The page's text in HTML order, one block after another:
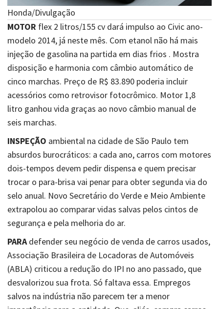
Honda/Divulgação
MOTOR flex 2 litros/155 cv dará impulso ao Civic ano-
modelo 2014, já neste mês. Com etanol não há mais
injeção de gasolina na partida em dias frios . Mostra
disposição e harmonia com câmbio automático de
cinco marchas. Preço de R$ 83.890 poderia incluir
acessórios como retrovisor fotocrômico. Motor 1,8
litro ganhou vida graças ao novo câmbio manual de
seis marchas.
INSPEÇÃO ambiental na cidade de São Paulo tem
absurdos burocráticos: a cada ano, carros com motores
dois-tempos devem pedir dispensa e quem precisar
trocar o para-brisa vai penar para obter segunda via do
selo anual. Novo Secretário do Verde e Meio Ambiente
extrapolou ao comparar vidas salvas pelos cintos de
segurança e pela melhoria do ar.
PARAdefender seu negócio de venda de carros usados,
Associação Brasileira de Locadoras de Automóveis
(ABLA) criticou a redução do IPI no ano passado, que
desvalorizou sua frota. Só faltava essa. Empregos
salvos na indústria não parecem ter a menor